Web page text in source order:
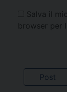
Salva il
browser per